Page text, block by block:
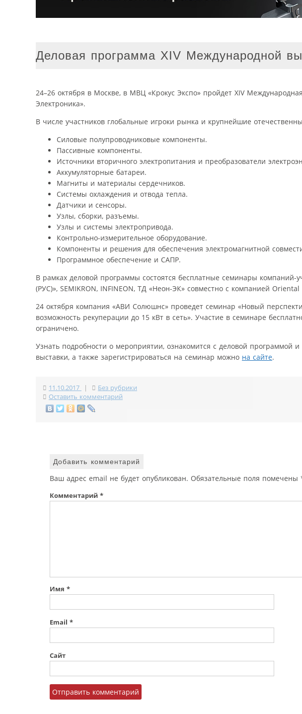
Деловая программа XIV Международной
24–26 октября в Москве, в МВЦ «Крокус Экспо» пройдет XIV
Электроника».
В числе участников глобальные игроки рынка и крупнейшие
Силовые полупроводниковые компоненты.
Пассивные компоненты.
Источники вторичного электропитания и преобразователи
Аккумуляторные батареи.
Магниты и материалы сердечников.
Системы охлаждения и отвода тепла.
Датчики и сенсоры.
Узлы, сборки, разъемы.
Узлы и системы электропривода.
Контрольно-измерительное оборудование.
Компоненты и решения для обеспечения электромагнитной
Программное обеспечение и САПР.
В рамках деловой программы состоятся бесплатные семинары компаний-
(РУС)», SEMIKRON, INFINEON, ТД «Неон-ЭК» совместно с компанией
24 октября компания «АВИ Солюшнс» проведет семинар «Новый
возможность рекуперации до 15 кВт в сеть». Участие в семинаре
ограничено.
Узнать подробности о мероприятии, ознакомится с деловой программой
выставки, а также зарегистрироваться на семинар можно на сайте.
11.10.2017 |
Без рубрики
Оставить комментарий
Добавить комментарий
Ваш адрес email не будет опубликован. Обязательные поля помечены
Комментарий *
Имя *
Email *
Сайт